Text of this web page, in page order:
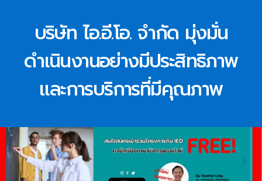
บริษัท ไอ.อี.โอ. จำกัด มุ่งมั่น
ดำเนินงานอย่างมีประสิทธิภาพ
และการบริการที่มีคุณภาพ